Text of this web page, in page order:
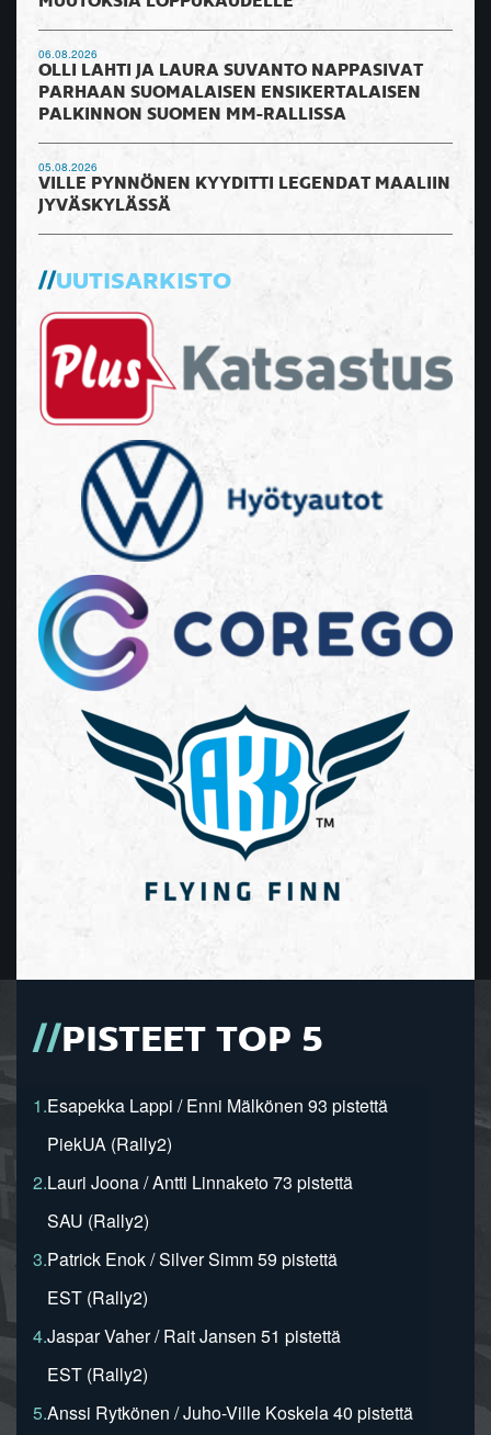
06.08.2026
OLLI LAHTI JA LAURA SUVANTO NAPPASIVAT
PARHAAN SUOMALAISEN ENSIKERTALAISEN
PALKINNON SUOMEN MM-RALLISSA
05.08.2026
VILLE PYNNÖNEN KYYDITTI LEGENDAT MAALIIN
JYVÄSKYLÄSSÄ
UUTISARKISTO
PISTEET TOP 5
1.Esapekka Lappi / Enni Mälkönen 93 pistettä
PiekUA (Rally2)
2.Lauri Joona / Antti Linnaketo 73 pistettä
SAU (Rally2)
3.Patrick Enok / Silver Simm 59 pistettä
EST (Rally2)
4.Jaspar Vaher / Rait Jansen 51 pistettä
EST (Rally2)
5.Anssi Rytkönen / Juho-Ville Koskela 40 pistettä